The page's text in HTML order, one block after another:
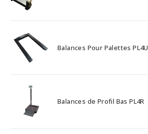
Balances Pour Palettes PL4U
Balances de Profil Bas PL4R